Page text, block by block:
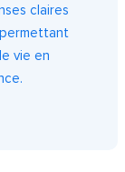
claires
vie en